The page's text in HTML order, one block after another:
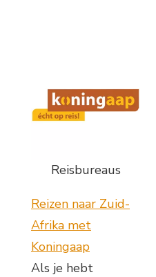
Reisbureaus
Reizen naar Zuid-
Afrika met
Koningaap
Als je hebt